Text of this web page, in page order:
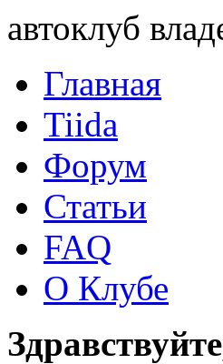
автоклуб
Главная
Tiida
Форум
Статьи
FAQ
О Клубе